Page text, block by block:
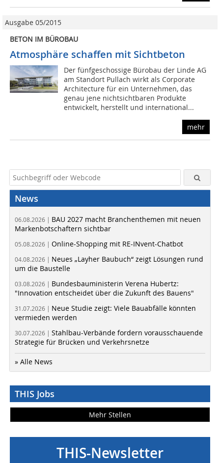
Ausgabe 05/2015
BETON IM BÜROBAU
Atmosphäre schaffen mit Sichtbeton
Der fünfgeschossige Bürobau der Linde AG
am Standort Pullach wirkt als Corporate
Architecture für ein Unternehmen, das
genau jene nichtsichtbaren Produkte
entwickelt, herstellt und international...
mehr
News
06.08.2026 | BAU 2027 macht Branchenthemen mit neuen
Markenbotschaftern sichtbar
05.08.2026 | Online-Shopping mit RE-INvent-Chatbot
04.08.2026 | Neues „Layher Baubuch“ zeigt Lösungen rund
um die Baustelle
03.08.2026 | Bundesbauministerin Verena Hubertz:
"Innovation entscheidet über die Zukunft des Bauens"
31.07.2026 | Neue Studie zeigt: Viele Bauabfälle könnten
vermieden werden
30.07.2026 | Stahlbau-Verbände fordern vorausschauende
Strategie für Brücken und Verkehrsnetze
» Alle News
THIS Jobs
Mehr Stellen
THIS-Newsletter